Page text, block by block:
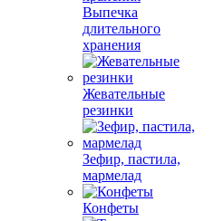
Выпечка
длительного
хранения
Жевательные
резинки
Зефир, пастила,
мармелад
Конфеты